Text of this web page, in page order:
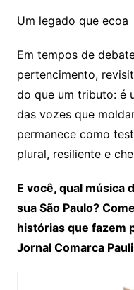
Um legado que ecoa
Em tempos de
pertencimento,
do que um tributo: é
das vozes que
permanece como
plural, resiliente e
E você, qual música
sua São Paulo?
histórias que fazem
Jornal Comarca